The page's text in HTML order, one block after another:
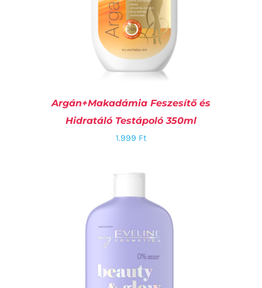
KOSÁRBA TESZEM /
Argán+Makadámia Feszesítő és
Hidratáló Testápoló 350ml
1.999 Ft